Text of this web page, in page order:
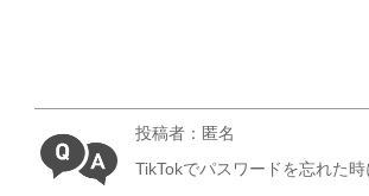
投稿者：匿名
TikTokでパスワードを忘れた